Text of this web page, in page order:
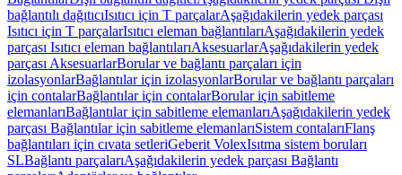
bağlantılı dağıtıcıIsıtıcı için T parçalarAşağıdakilerin yedek parçası
Isıtıcı için T parçalarIsıtıcı eleman bağlantılarıAşağıdakilerin yedek
parçası Isıtıcı eleman bağlantılarıAksesuarlarAşağıdakilerin yedek
parçası AksesuarlarBorular ve bağlantı parçaları için
izolasyonlarBağlantılar için izolasyonlarBorular ve bağlantı parçaları
için contalarBağlantılar için contalarBorular için sabitleme
elemanlarıBağlantılar için sabitleme elemanlarıAşağıdakilerin yedek
parçası Bağlantılar için sabitleme elemanlarıSistem contalarıFlanş
bağlantıları için cıvata setleriGeberit VolexIsıtma sistem boruları
SLBağlantı parçalarıAşağıdakilerin yedek parçası Bağlantı